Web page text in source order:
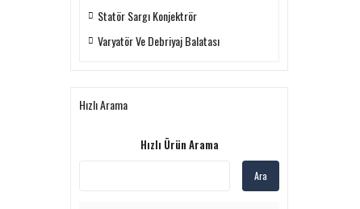
Statör Sargı Konjektrör
Varyatör Ve Debriyaj Balatası
Hızlı Arama
Hızlı Ürün Arama
Ara